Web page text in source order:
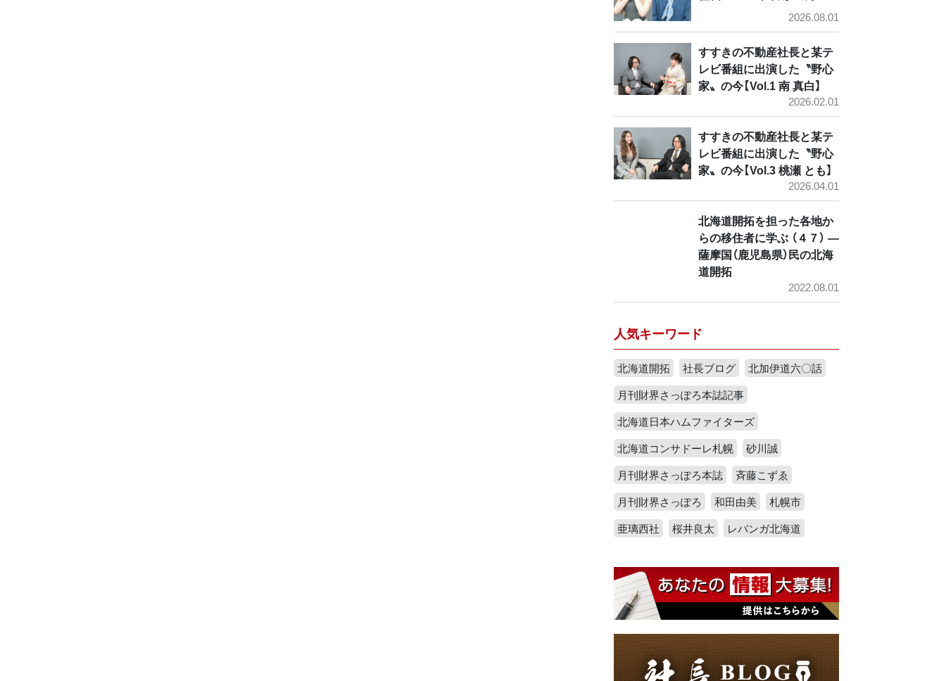
2026.08.01
すすきの不動産社長と某テ
レビ番組に出演した〝野心
家〟の今【Vol.1 南 真白】
2026.02.01
すすきの不動産社長と某テ
レビ番組に出演した〝野心
家〟の今【Vol.3 桃瀬 とも】
2026.04.01
北海道開拓を担った各地か
らの移住者に学ぶ （４７） ―
薩摩国（鹿児島県）民の北海
道開拓
2022.08.01
人気キーワード
北海道開拓 社長ブログ
北加伊道六〇話
月刊財界さっぽろ本誌記事
北海道日本ハムファイターズ
北海道コンサドーレ札幌
砂川誠
月刊財界さっぽろ本誌
斉藤こずゑ
月刊財界さっぽろ
和田由美
札幌市
亜璃西社
桜井良太 レバンガ北海道